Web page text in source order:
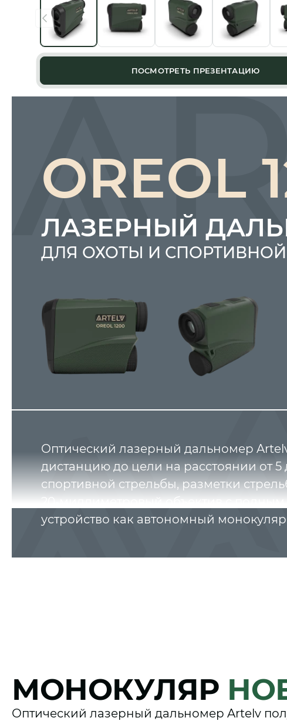
ПОСМОТРЕТЬ ПРЕЗЕНТАЦИЮ
OREOL
ЛАЗЕРНЫЙ
ДЛЯ ОХОТЫ И
Оптический лазерный дальномер
дистанцию до цели на расстоянии от
спортивной стрельбы, разметки
устройство как автономный
МОНОКУЛЯР
Оптический лазерный дальномер Artelv